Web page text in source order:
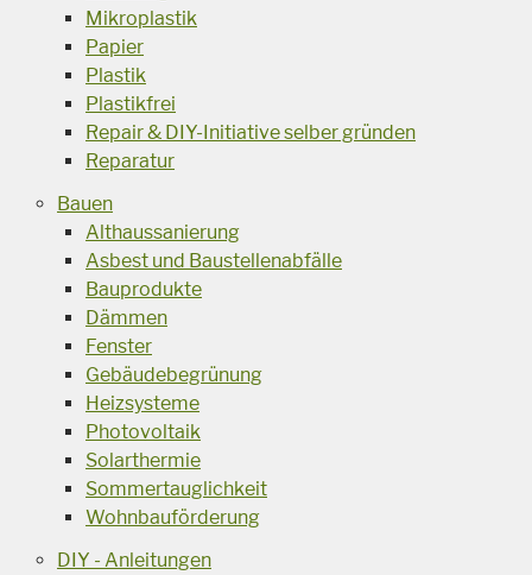
Mikroplastik
Papier
Plastik
Plastikfrei
Repair & DIY-Initiative selber gründen
Reparatur
Bauen
Althaussanierung
Asbest und Baustellenabfälle
Bauprodukte
Dämmen
Fenster
Gebäudebegrünung
Heizsysteme
Photovoltaik
Solarthermie
Sommertauglichkeit
Wohnbauförderung
DIY - Anleitungen